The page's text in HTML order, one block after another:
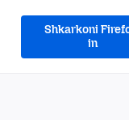
Shkarkoni
in